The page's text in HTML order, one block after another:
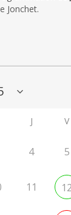
Jonchet.
J V
4 5
11 12